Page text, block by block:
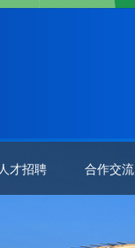
人才招聘 合作交流